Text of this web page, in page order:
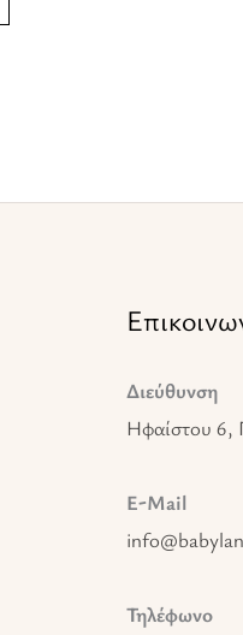
Διεύθυνση
Ηφαίστου 6,
E-Mail
Τηλέφωνο